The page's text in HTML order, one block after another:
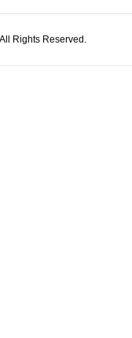
Rights Reserved.